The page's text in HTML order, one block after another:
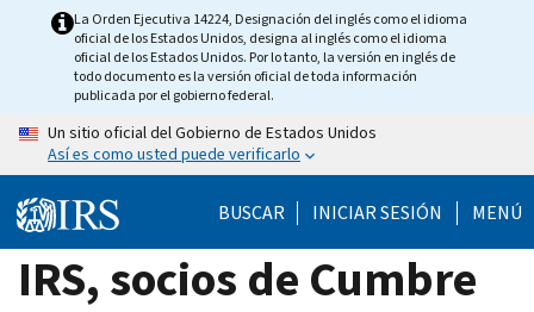
La Orden Ejecutiva 14224, Designación del inglés como el idioma
oficial de los Estados Unidos, designa al inglés como el idioma
oficial de los Estados Unidos. Por lo tanto, la versión en inglés de
todo documento es la versión oficial de toda información
publicada por el gobierno federal.
Un sitio oficial del Gobierno de Estados Unidos
Así es como usted puede verificarlo
BUSCAR INICIAR SESIÓN MENÚ
IRS, socios de Cumbre